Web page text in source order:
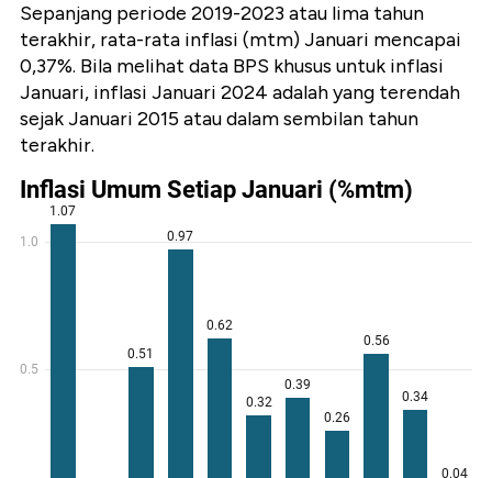
Sepanjang periode 2019-2023 atau lima tahun
terakhir, rata-rata inflasi (mtm) Januari mencapai
0,37%. Bila melihat data BPS khusus untuk inflasi
Januari, inflasi Januari 2024 adalah yang terendah
sejak Januari 2015 atau dalam sembilan tahun
terakhir.